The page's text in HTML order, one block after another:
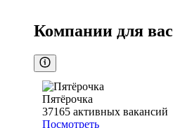
Компании для вас
Пятёрочка
37165 активных вакансий
Посмотреть